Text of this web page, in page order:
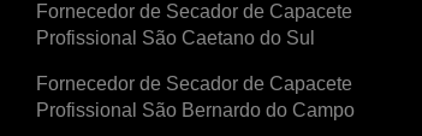
Fornecedor de Secador de Capacete
Profissional São Caetano do Sul
Fornecedor de Secador de Capacete
Profissional São Bernardo do Campo